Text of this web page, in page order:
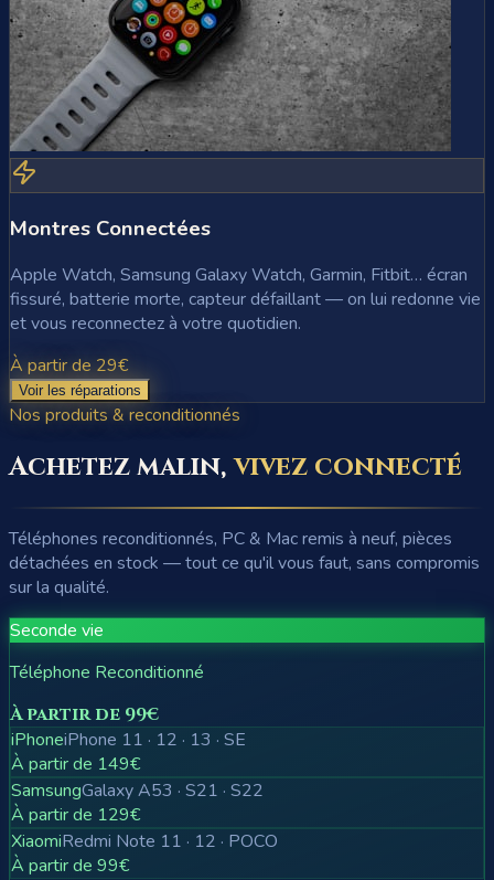
Montres Connectées
Apple Watch, Samsung Galaxy Watch, Garmin, Fitbit… écran
fissuré, batterie morte, capteur défaillant — on lui redonne vie
et vous reconnectez à votre quotidien.
À partir de 29€
Voir les réparations
Nos produits & reconditionnés
Achetez malin, vivez connecté
Téléphones reconditionnés, PC & Mac remis à neuf, pièces
détachées en stock — tout ce qu'il vous faut, sans compromis
sur la qualité.
Seconde vie
Téléphone Reconditionné
À partir de 99€
iPhoneiPhone 11 · 12 · 13 · SE
À partir de 149€
SamsungGalaxy A53 · S21 · S22
À partir de 129€
XiaomiRedmi Note 11 · 12 · POCO
À partir de 99€